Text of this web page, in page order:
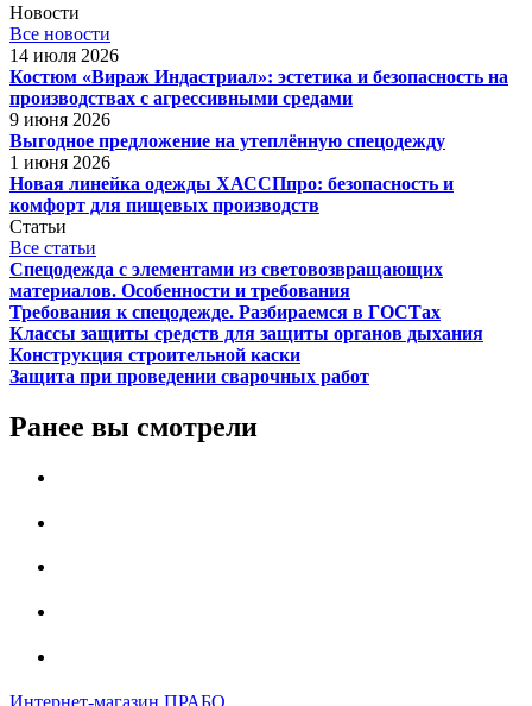
Новости
Все новости
14 июля 2026
Костюм «Вираж Индастриал»: эстетика и безопасность на
производствах с агрессивными средами
9 июня 2026
Выгодное предложение на утеплённую спецодежду
1 июня 2026
Новая линейка одежды ХАССПпро: безопасность и
комфорт для пищевых производств
Статьи
Все статьи
Спецодежда с элементами из световозвращающих
материалов. Особенности и требования
Требования к спецодежде. Разбираемся в ГОСТах
Классы защиты средств для защиты органов дыхания
Конструкция строительной каски
Защита при проведении сварочных работ
Ранее вы смотрели